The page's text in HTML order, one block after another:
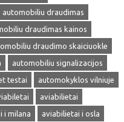
automobiliu draudimas
draudimas kainos
draudimo skaiciuokle
automobiliu signalizacijos
testai
automokyklos vilniuje
aviabilietai
i milana
aviabilietai i osla